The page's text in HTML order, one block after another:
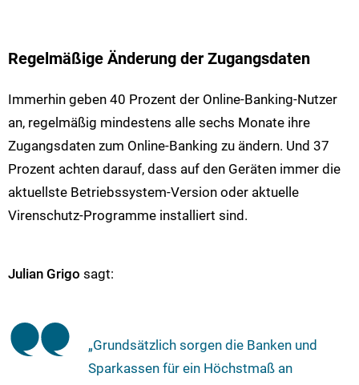
Regelmäßige Änderung der Zugangsdaten
Immerhin geben 40 Prozent der Online-Banking-Nutzer
an, regelmäßig mindestens alle sechs Monate ihre
Zugangsdaten zum Online-Banking zu ändern. Und 37
Prozent achten darauf, dass auf den Geräten immer die
aktuellste Betriebssystem-Version oder aktuelle
Virenschutz-Programme installiert sind.
Julian Grigo sagt:
„Grundsätzlich sorgen die Banken und
Sparkassen für ein Höchstmaß an